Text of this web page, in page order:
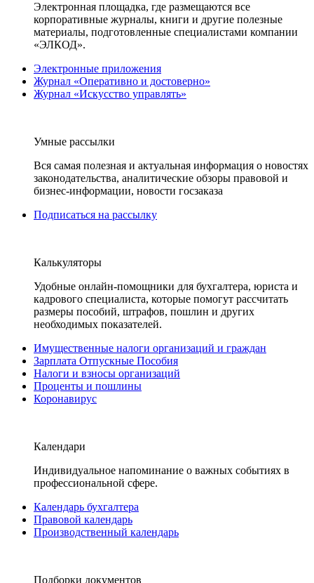
Электронная площадка, где размещаются все
корпоративные журналы, книги и другие полезные
материалы, подготовленные специалистами компании
«ЭЛКОД».
Электронные приложения
Журнал «Оперативно и достоверно»
Журнал «Искусство управлять»
Умные рассылки
Вся самая полезная и актуальная информация о новостях
законодательства, аналитические обзоры правовой и
бизнес-информации, новости госзаказа
Подписаться на рассылку
Калькуляторы
Удобные онлайн-помощники для бухгалтера, юриста и
кадрового специалиста, которые помогут рассчитать
размеры пособий, штрафов, пошлин и других
необходимых показателей.
Имущественные налоги организаций и граждан
Зарплата Отпускные Пособия
Налоги и взносы организаций
Проценты и пошлины
Коронавирус
Календари
Индивидуальное напоминание о важных событиях в
профессиональной сфере.
Календарь бухгалтера
Правовой календарь
Производственный календарь
Подборки документов